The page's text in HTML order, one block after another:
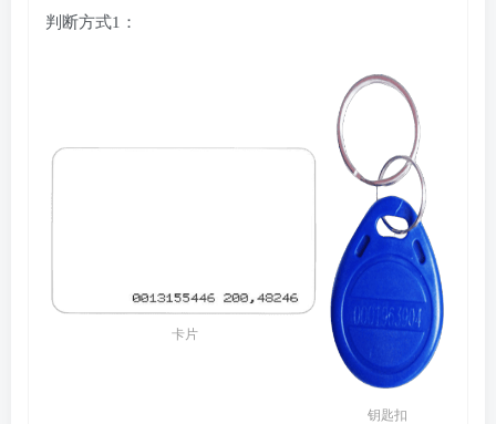
判断方式1：
卡片
钥匙扣